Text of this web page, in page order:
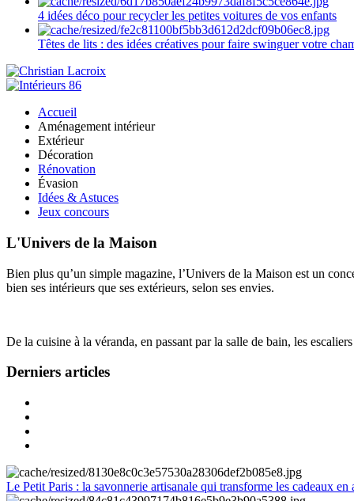
4 idées déco pour recycler les petites voitures de vos enfants
Têtes de lits : des idées créatives pour faire swinguer votre
Accueil
Aménagement intérieur
Extérieur
Décoration
Rénovation
Évasion
Idées & Astuces
Jeux concours
L'Univers de la Maison
Bien plus qu’un simple magazine, l’Univers de la Maison est un
bien ses intérieurs que ses extérieurs, selon ses envies.
De la cuisine à la véranda, en passant par la salle de bain, les
Derniers articles
Le Petit Paris : la savonnerie artisanale qui transforme les cadeaux en